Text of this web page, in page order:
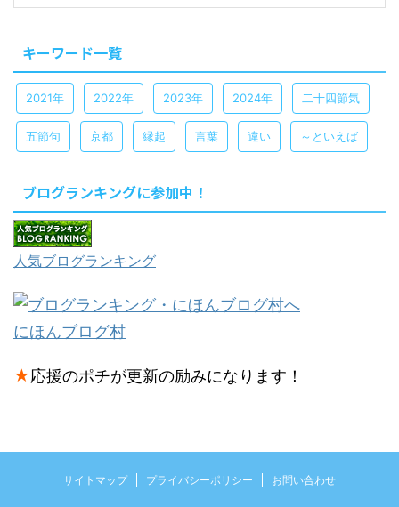
キーワード一覧
2021年 2022年 2023年 2024年 二十四節気
五節句 京都 縁起 言葉 違い ～といえば
ブログランキングに参加中！
人気ブログランキング
にほんブログ村
★応援のポチが更新の励みになります！
サイトマップ プライバシーポリシー お問い合わせ